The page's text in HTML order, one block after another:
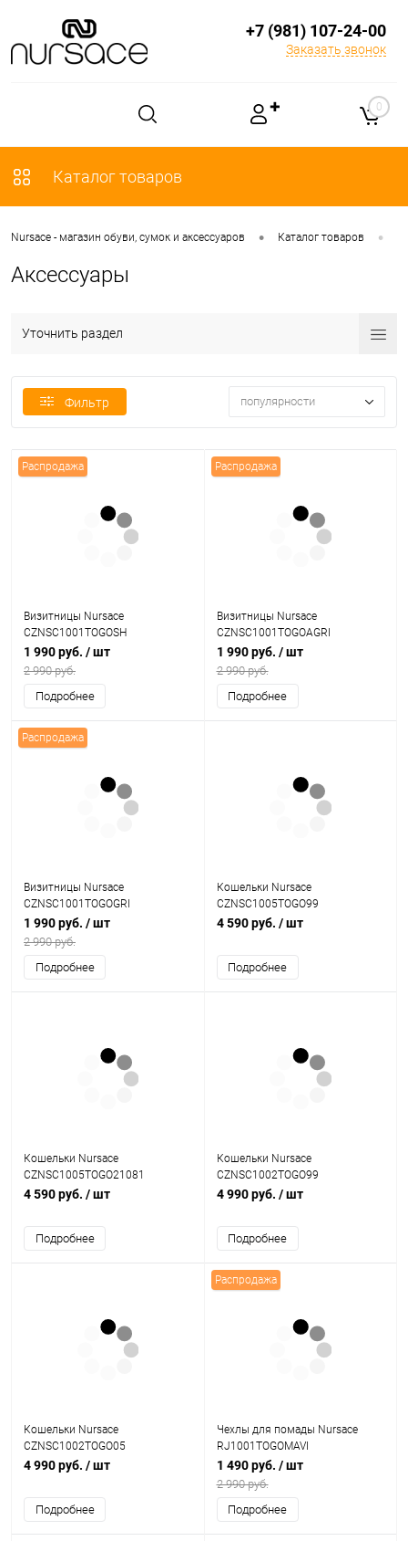
+7 (981) 107-24-00
Заказать звонок
✚ 0
Каталог товаров
Nursace - магазин обуви, сумок и аксессуаров • Каталог товаров •
Аксессуары
Уточнить раздел
Фильтр популярности
Распродажа
Визитницы Nursace
CZNSC1001TOGOSH
1 990 руб. / шт
2 990 руб.
Подробнее
Распродажа
Визитницы Nursace
CZNSC1001TOGOAGRI
1 990 руб. / шт
2 990 руб.
Подробнее
Распродажа
Визитницы Nursace
CZNSC1001TOGOGRI
1 990 руб. / шт
2 990 руб.
Подробнее
Кошельки Nursace
CZNSC1005TOGO99
4 590 руб. / шт
Подробнее
Кошельки Nursace
CZNSC1005TOGO21081
4 590 руб. / шт
Подробнее
Кошельки Nursace
CZNSC1002TOGO99
4 990 руб. / шт
Подробнее
Кошельки Nursace
CZNSC1002TOGO05
4 990 руб. / шт
Подробнее
Распродажа
Чехлы для помады Nursace
RJ1001TOGOMAVI
1 490 руб. / шт
2 990 руб.
Подробнее